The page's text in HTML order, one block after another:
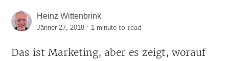
Heinz Wittenbrink
Jänner 27, 2018 · 1 minute to read
Das ist Marketing, aber es zeigt, worauf